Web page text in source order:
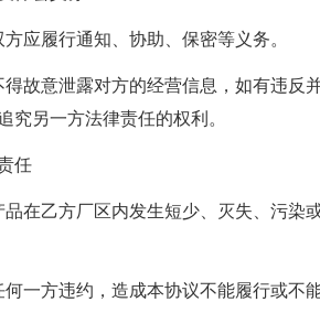
方应履行通知、协助、保密等义务。
得故意泄露对方的经营信息，如有违反
究另一方法律责任的权利。
任
品在乙方厂区内发生短少、灭失、污染
何一方违约，造成本协议不能履行或不